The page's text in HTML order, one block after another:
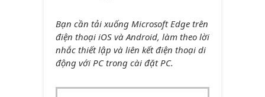
Bạn cần tải xuống Microsoft Edge trên
điện thoại iOS và Android, làm theo lời
nhắc thiết lập và liên kết điện thoại di
động với PC trong cài đặt PC.